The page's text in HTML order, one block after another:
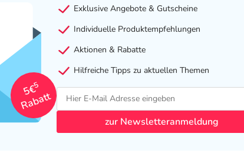
5€
5
Rabatt
Exklusive Angebote & Gutscheine
Individuelle Produktempfehlungen
Aktionen & Rabatte
Hilfreiche Tipps zu aktuellen Themen
zur Newsletteranmeldung